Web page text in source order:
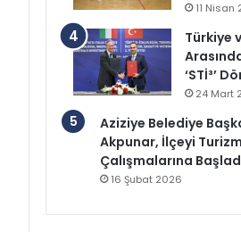
11 Nisan
Türkiye
‘STİ³’
24 Mart
Aziziye Belediye
Akpunar, İlçeyi
Çalışmalarına
16 Şubat 2026